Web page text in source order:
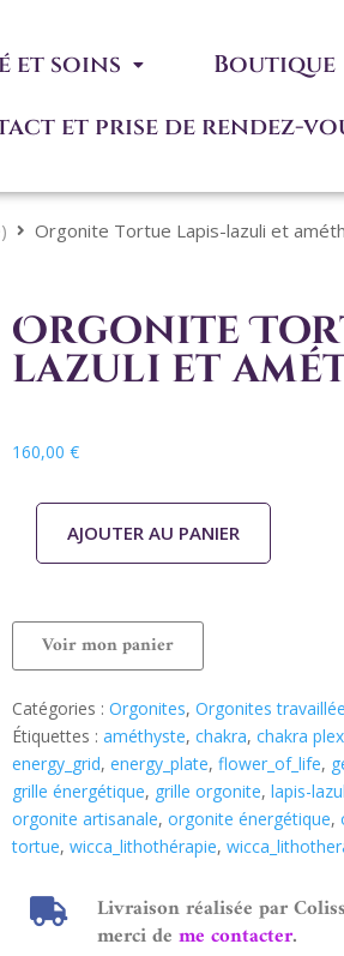
et soins Boutique
et prise de rendez-
Orgonite Tortue Lapis-lazuli et
Orgonite
lazuli et
160,00 €
AJOUTER AU PANIER
Voir mon panier
Catégories : Orgonites, Orgonites
Étiquettes : améthyste, chakra, chakra
energy_grid, energy_plate, flower_of_life,
grille énergétique, grille orgonite, lapis-
orgonite artisanale, orgonite énergétique,
tortue, wicca_lithothérapie,
Livraison réalisée par
merci de me contacter.